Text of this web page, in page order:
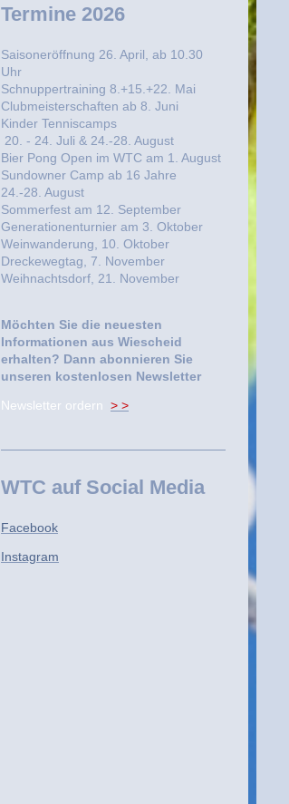
Termine 2026
Saisoneröffnung 26. April, ab 10.30
Uhr
Schnuppertraining 8.+15.+22. Mai
Clubmeisterschaften ab 8. Juni
Kinder Tenniscamps
20. - 24. Juli & 24.-28. August
Bier Pong Open im WTC am 1. August
Sundowner Camp ab 16 Jahre
24.-28. August
Sommerfest am 12. September
Generationenturnier am 3. Oktober
Weinwanderung, 10. Oktober
Dreckewegtag, 7. November
Weihnachtsdorf, 21. November
Möchten Sie die neuesten
Informationen aus Wiescheid
erhalten? Dann abonnieren Sie
unseren kostenlosen Newsletter
Newsletter ordern > >
WTC auf Social Media
Facebook
Instagram